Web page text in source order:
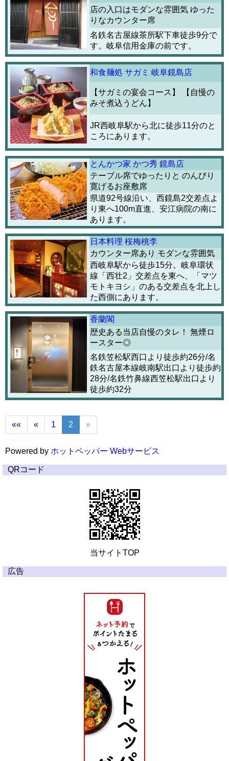
店の入口はモダンな雰囲気 ゆった
りなカウンター席
名鉄名古屋線茶所駅下車徒歩9分で
す。岐阜信用金庫の前です。
和食麺処 サガミ 岐阜鏡島店
【サガミの宴会コース】 【自慢の
みそ煮込うどん】
JR西岐阜駅から北に徒歩11分のと
ころにあります。
とんかつ家 かつ秀 鏡島店
テーブル席でゆったりと のんびり
寛げるお座敷席
県道92号線沿い、西鏡島2交差点よ
り東へ100m直進、安江病院の南に
あります。
日本料理 桜梅桃李
カウンター席あり モダンな雰囲気
西岐阜駅から徒歩15分。岐阜環状
線「西壮2」交差点を東へ、「マツ
モトキヨシ」のある交差点を北上し
た西側にあります。
香蘭閣
歴史ある当店自慢のタレ！ 無煙ロ
ースター◎
名鉄笠松駅西口より徒歩約26分/名
鉄名古屋本線岐南駅出口より徒歩約
28分/名鉄竹鼻線西笠松駅出口より
徒歩約32分
«« « 1 2 »
Powered by ホットペッパー Webサービス
QRコード
当サイトTOP
広告